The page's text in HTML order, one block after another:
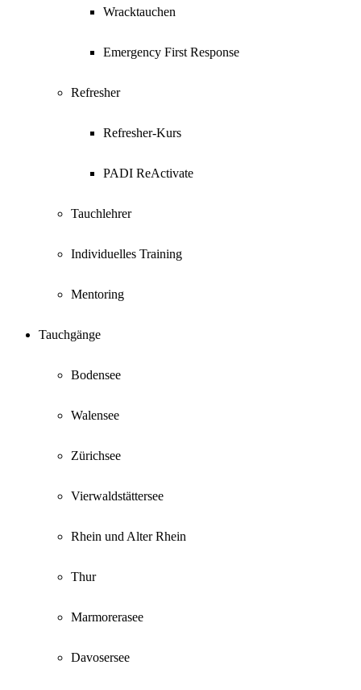
Wracktauchen
Emergency First Response
Refresher
Refresher-Kurs
PADI ReActivate
Tauchlehrer
Individuelles Training
Mentoring
Tauchgänge
Bodensee
Walensee
Zürichsee
Vierwaldstättersee
Rhein und Alter Rhein
Thur
Marmorerasee
Davosersee